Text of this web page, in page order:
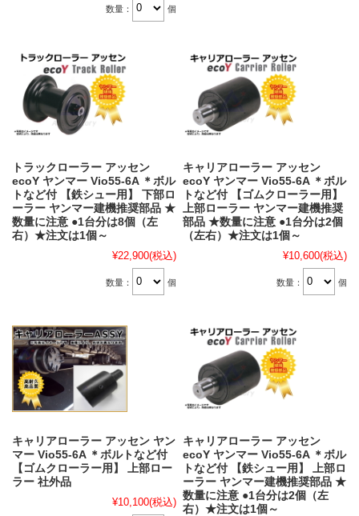
数量： 個
トラックローラー アッセン
ecoY ヤンマー Vio55-6A ＊ボル
トなど付 【鉄シュー用】 下部ロ
ーラー ヤンマー建機推奨部品 ★
数量に注意 ●1台分は8個（左
右）★注文は1個～
¥22,900(税込)
数量： 個
キャリアローラー アッセン
ecoY ヤンマー Vio55-6A ＊ボル
トなど付 【ゴムクローラー用】
上部ローラー ヤンマー建機推奨
部品 ★数量に注意 ●1台分は2個
（左右）★注文は1個～
¥10,600(税込)
数量： 個
キャリアローラー アッセン ヤン
マー Vio55-6A ＊ボルトなど付
【ゴムクローラー用】 上部ロー
ラー 社外品
¥10,100(税込)
キャリアローラー アッセン
ecoY ヤンマー Vio55-6A ＊ボル
トなど付 【鉄シュー用】 上部ロ
ーラー ヤンマー建機推奨部品 ★
数量に注意 ●1台分は2個（左
右）★注文は1個～